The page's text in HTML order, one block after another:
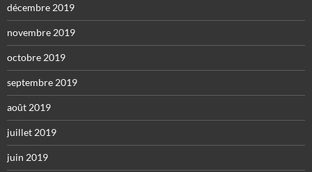
décembre 2019
novembre 2019
octobre 2019
septembre 2019
août 2019
juillet 2019
juin 2019